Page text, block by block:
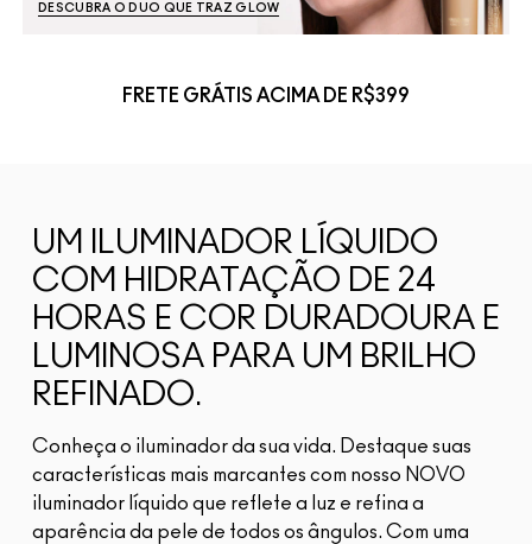
DESCUBRA O DUO QUE TRAZ GLOW
FRETE GRÁTIS ACIMA DE R$399
UM ILUMINADOR LÍQUIDO
COM HIDRATAÇÃO DE 24
HORAS E COR DURADOURA E
LUMINOSA PARA UM BRILHO
REFINADO.
Conheça o iluminador da sua vida. Destaque suas
características mais marcantes com nosso NOVO
iluminador líquido que reflete a luz e refina a
aparência da pele de todos os ângulos. Com uma